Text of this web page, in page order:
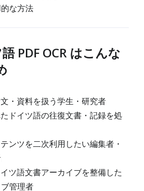
な方法
PDF OCR はこんな
・資料を扱う学生・研究者
ドイツ語の往復文書・記録を処
ンツを二次利用したい編集者・
ツ語文書アーカイブを整備した
管理者